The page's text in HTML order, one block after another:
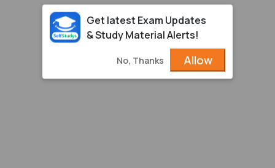
Get latest Exam Updates
& Study Material Alerts!
No, Thanks Allow